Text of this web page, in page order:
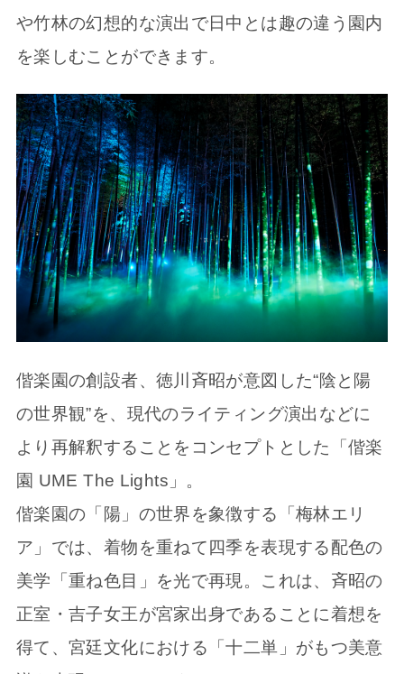
や竹林の幻想的な演出で日中とは趣の違う園内
を楽しむことができます。
偕楽園の創設者、徳川斉昭が意図した“陰と陽
の世界観”を、現代のライティング演出などに
より再解釈することをコンセプトとした「偕楽
園 UME The Lights」。
偕楽園の「陽」の世界を象徴する「梅林エリ
ア」では、着物を重ねて四季を表現する配色の
美学「重ね色目」を光で再現。これは、斉昭の
正室・吉子女王が宮家出身であることに着想を
得て、宮廷文化における「十二単」がもつ美意